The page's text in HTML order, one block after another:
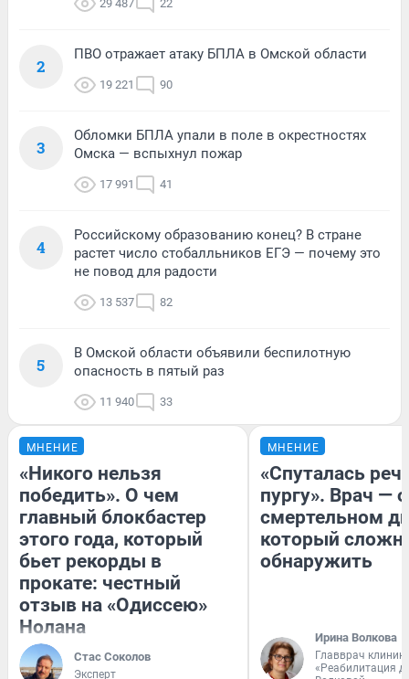
29 487 22
2
ПВО отражает атаку БПЛА в Омской области
19 221 90
3
Обломки БПЛА упали в поле в окрестностях
Омска — вспыхнул пожар
17 991 41
4
Российскому образованию конец? В стране
растет число стобалльников ЕГЭ — почему это
не повод для радости
13 537 82
5
В Омской области объявили беспилотную
опасность в пятый раз
11 940 33
МНЕНИЕ
«Никого нельзя
победить». О чем
главный блокбастер
этого года, который
бьет рекорды в
прокате: честный
отзыв на «Одиссею»
Нолана
Стас Соколов
Эксперт
МНЕНИЕ
«Спуталась
пургу». Врач — о
смертельном
который
обнаружить
Ирина Волкова
Главврач
«Реабилитация